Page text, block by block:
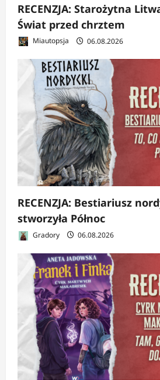
RECENZJA: Starożytna
Świat przed chrztem
Miautopsja 06.08.2026
RECENZJA: Bestiariusz
stworzyła Północ
Gradory 06.08.2026